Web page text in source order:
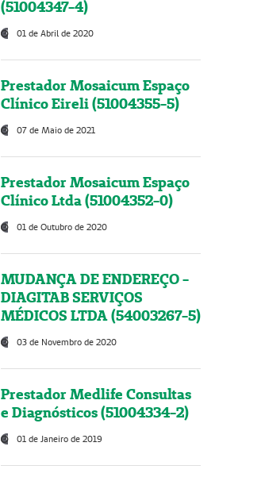
(51004347-4)
01 de Abril de 2020
Prestador Mosaicum Espaço
Clínico Eireli (51004355-5)
07 de Maio de 2021
Prestador Mosaicum Espaço
Clínico Ltda (51004352-0)
01 de Outubro de 2020
MUDANÇA DE ENDEREÇO -
DIAGITAB SERVIÇOS
MÉDICOS LTDA (54003267-5)
03 de Novembro de 2020
Prestador Medlife Consultas
e Diagnósticos (51004334-2)
01 de Janeiro de 2019